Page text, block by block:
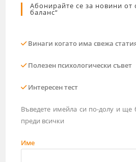
Абонирайте се за новини от
баланс“
Винаги когато има свежа
Полезен психологически съвет
Интересен тест
Въведете имейла си по-долу и
преди всички
Име